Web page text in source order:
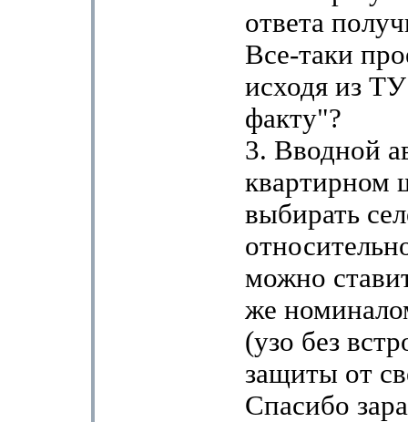
ответа
Все-таки
исходя из
факту"?
3. Вводной
квартирном
выбирать
можно
же
(узо без
защиты от
Спасибо